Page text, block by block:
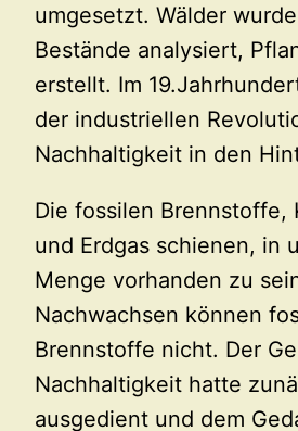
umgesetzt. Wälder
Bestände analysiert,
erstellt. Im
der industriellen
Nachhaltigkeit in den
Die fossilen Brennstoffe,
und Erdgas schienen, in
Menge vorhanden zu
Nachwachsen können
Brennstoffe nicht. Der
Nachhaltigkeit hatte
ausgedient und dem